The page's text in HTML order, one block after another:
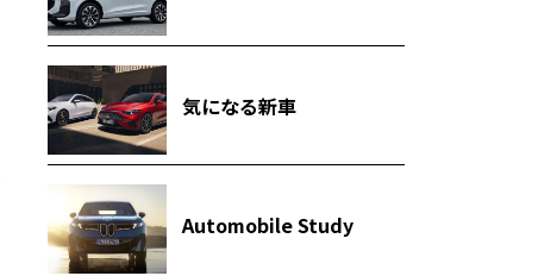
気になる新車
Automobile Study